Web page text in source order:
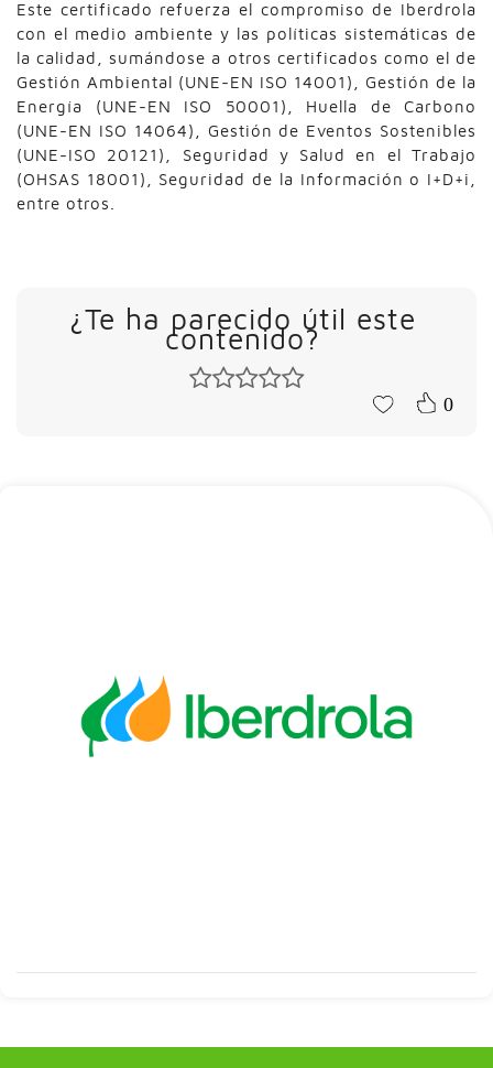
Este certificado refuerza el compromiso de Iberdrola
con el medio ambiente y las políticas sistemáticas de
la calidad, sumándose a otros certificados como el de
Gestión Ambiental (UNE-EN ISO 14001), Gestión de la
Energía (UNE-EN ISO 50001), Huella de Carbono
(UNE-EN ISO 14064), Gestión de Eventos Sostenibles
(UNE-ISO 20121), Seguridad y Salud en el Trabajo
(OHSAS 18001), Seguridad de la Información o I+D+i,
entre otros.
¿Te ha parecido útil este
contenido?
0